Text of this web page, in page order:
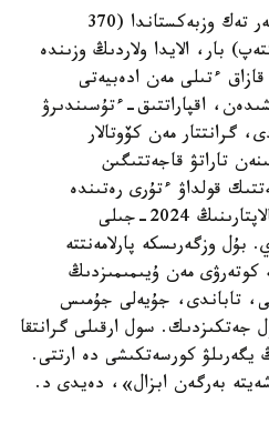
«ورتا ءبىلىم بەرەتىن مەكتەپتەر تەك وزبەكستاندا (370
موڭعوليادا (43 مەكتەپ) بار، الايدا ولاردىڭ وزىندە
ءتىلى مەن ادەبيەتى
اقپاراتتىق-ءتۇسىندىرۋ
گرانتتار مەن كۆوتالار
تاراتۋ قاجەتتىگىن
قولداۋ ءتۇرى رەتىندە
قانداستاردى وقۋعا قابىلداۋ تالاپتارىنىڭ 2024-جىلى
وزگەرىسكە پارلامەنتتە
كوتەرۋى مەن ۇيىمىمىزدىڭ
تاباندى، جۇيەلى جۇمىس
جەتكىزدىك. سول ارقىلى گرانتقا
يگەرىلۋ كورسەتكىشى دە ارتتى.
بەرگەن ابزال»، دەيدى د.